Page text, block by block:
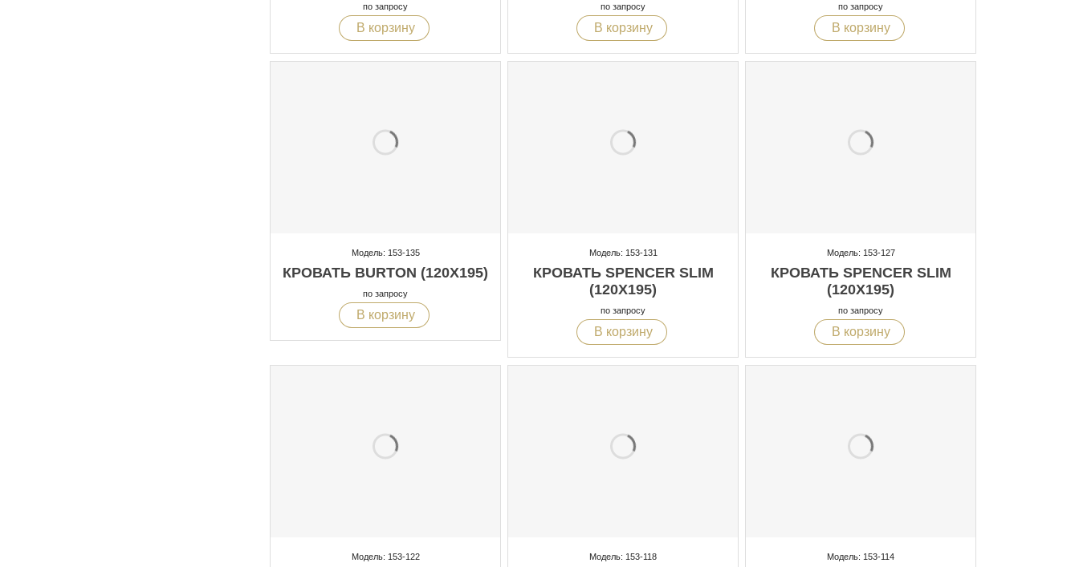
по запросу
В корзину
по запросу
В корзину
по запросу
В корзину
Модель: 153-135
КРОВАТЬ BURTON (120X195)
по запросу
В корзину
Модель: 153-131
КРОВАТЬ SPENCER SLIM
(120X195)
по запросу
В корзину
Модель: 153-127
КРОВАТЬ SPENCER SLIM
(120X195)
по запросу
В корзину
Модель: 153-122 Модель: 153-118 Модель: 153-114